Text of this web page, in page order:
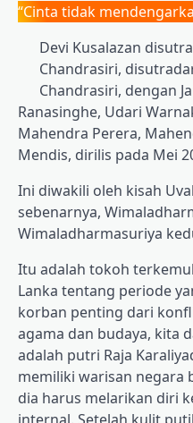
“Cinta tidak
Devi Kusalazan
Chandrasiri,
Chandrasiri, dengan
Ranasinghe, Udari
Mahendra Perera,
Mendis, dirilis pada Mei
Ini diwakili oleh kisah
sebenarnya,
Wimaladharmasuriya
Itu adalah tokoh
Lanka tentang periode
korban penting dari
agama dan budaya, kita
adalah putri Raja
memiliki warisan negara
dia harus melarikan diri